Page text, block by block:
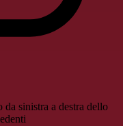
sinistra a destra dello